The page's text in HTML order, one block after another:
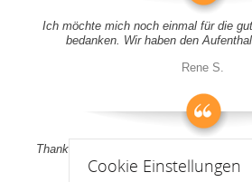
Ich möchte mich noch einmal für die
bedanken. Wir haben den
Rene S.
Thank you all for your support! It was a
apartment
Cookie Einstellungen